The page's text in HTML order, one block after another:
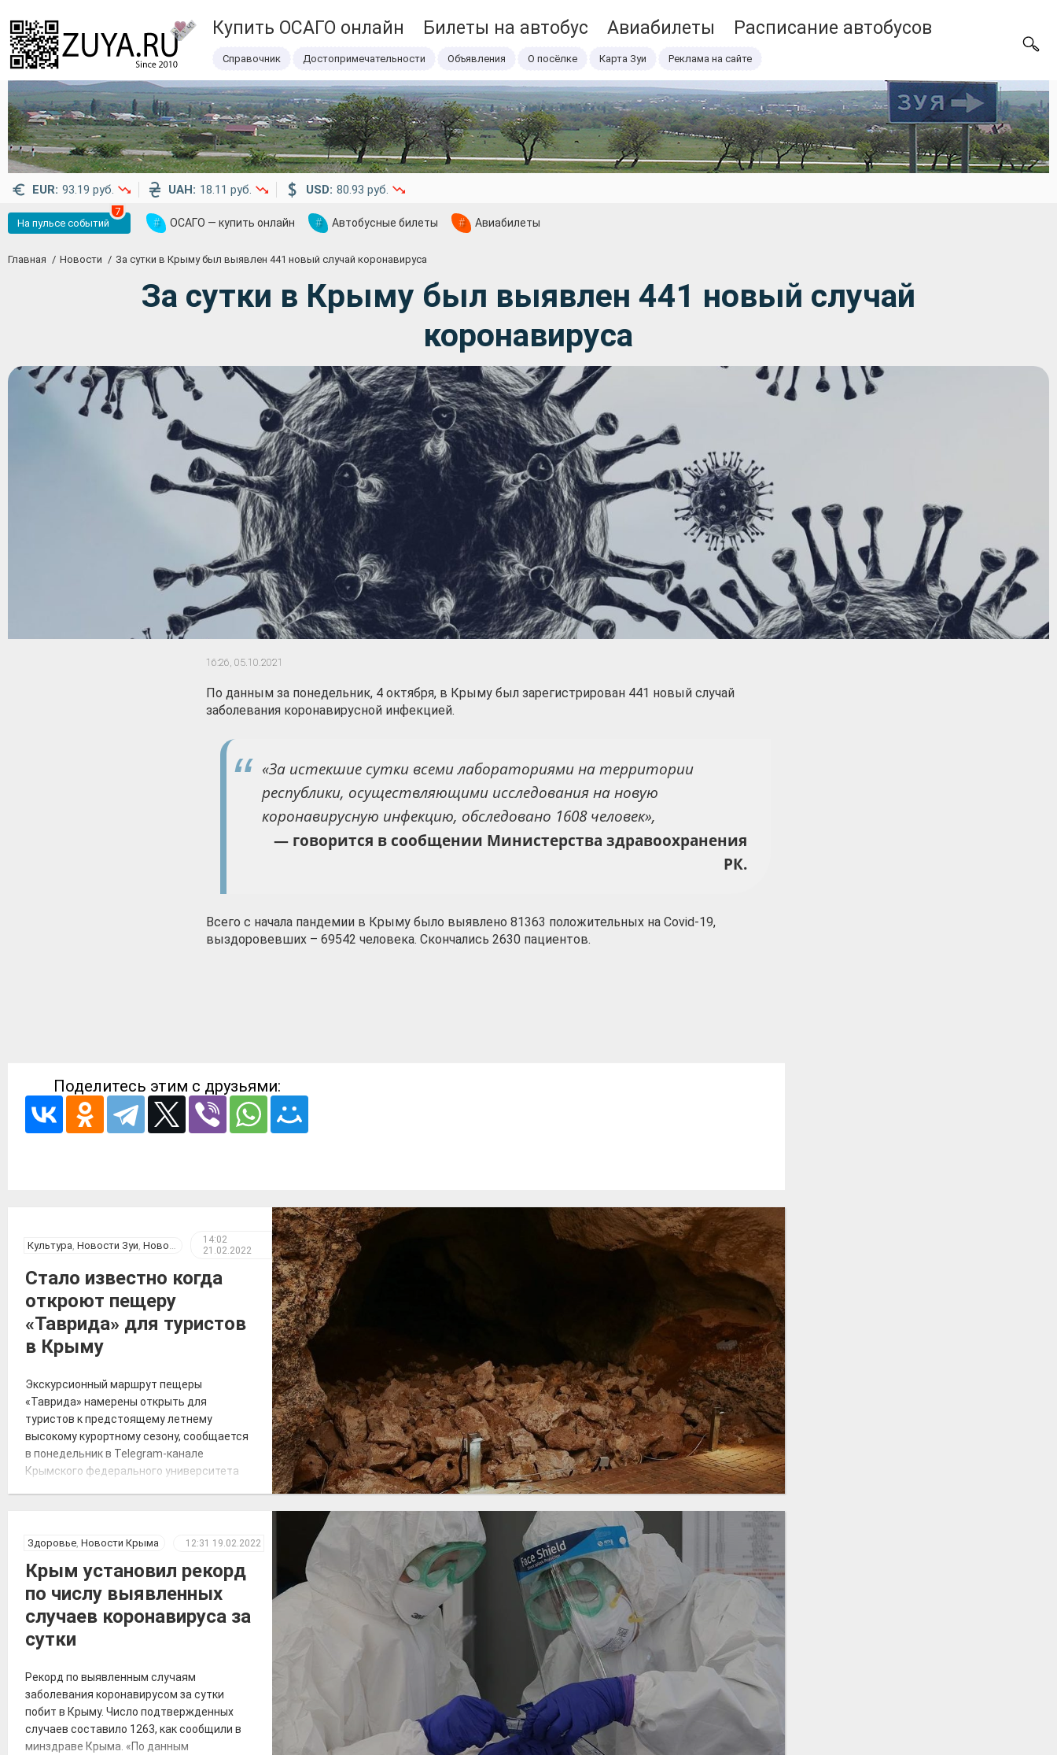
Купить ОСАГО онлайн Билеты на автобус Авиабилеты Расписание автобусов
Справочник Достопримечательности Объявления О посёлке Карта Зуи Реклама на сайте
EUR: 93.19 руб. UAH: 18.11 руб. USD: 80.93 руб.
На пульсе событий
7
# ОСАГО — купить онлайн # Автобусные билеты # Авиабилеты
Главная Новости За сутки в Крыму был выявлен 441 новый случай коронавируса
За сутки в Крыму был выявлен 441 новый случай
коронавируса
16:26, 05.10.2021
По данным за понедельник, 4 октября, в Крыму был зарегистрирован 441 новый случай
заболевания коронавирусной инфекцией.
«За истекшие сутки всеми лабораториями на территории
республики, осуществляющими исследования на новую
коронавирусную инфекцию, обследовано 1608 человек»,
— говорится в сообщении Министерства здравоохранения
РК.
Всего с начала пандемии в Крыму было выявлено 81363 положительных на Covid-19,
выздоровевших – 69542 человека. Скончались 2630 пациентов.
Поделитесь этим с друзьями:
Культура Новости Зуи Новости Крыма
14:02
21.02.2022
Стало известно когда
откроют пещеру
«Таврида» для туристов
в Крыму
Экскурсионный маршрут пещеры
«Таврида» намерены открыть для
туристов к предстоящему летнему
высокому курортному сезону, сообщается
в понедельник в Telegram-канале
Крымского федерального университета
говорится в сообщении. Также
будет полностью безопасным. За
возможным движением грунтов и камней
Здоровье, Новости Крыма 12:31 19.02.2022
Крым установил рекорд
по числу выявленных
случаев коронавируса за
сутки
Рекорд по выявленным случаям
заболевания коронавирусом за сутки
побит в Крыму. Число подтвержденных
случаев составило 1263, как сообщили в
минздраве Крыма. «По данным